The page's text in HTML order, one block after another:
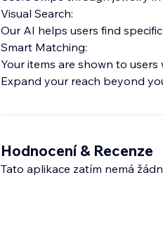
Visual Search:
Our AI helps users find
Smart Matching:
Your items are shown to
Expand your reach beyond
Hodnocení & Recenze
Tato aplikace zatím nemá